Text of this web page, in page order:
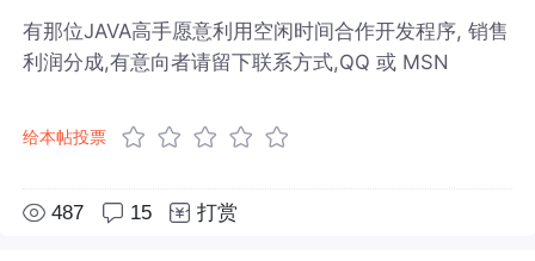
有那位JAVA高手愿意利用空闲时间合作开发程序, 销售
利润分成,有意向者请留下联系方式,QQ 或 MSN
给本帖投票
487 15 打赏